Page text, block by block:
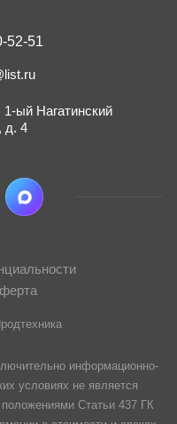
52-51
1-ый Нагатинский
д. 4
информационно-
условиях не является
Статьи 437 ГК